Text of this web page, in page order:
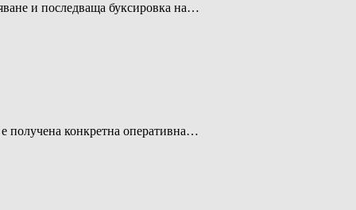
и последваща буксировка на…
получена конкретна оперативна…